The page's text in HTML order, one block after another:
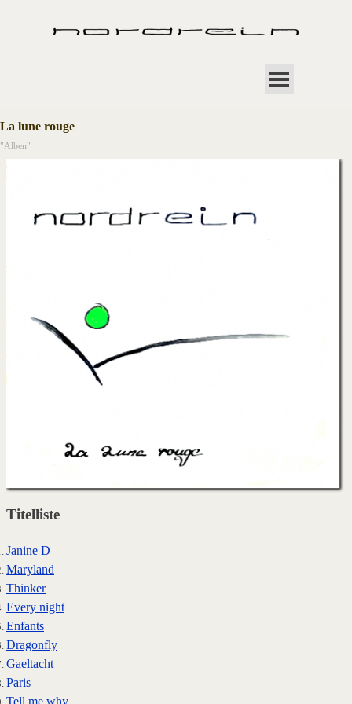
La lune rouge
"Alben"
Titelliste
Janine D
Maryland
Thinker
Every night
Enfants
Dragonfly
Gaeltacht
Paris